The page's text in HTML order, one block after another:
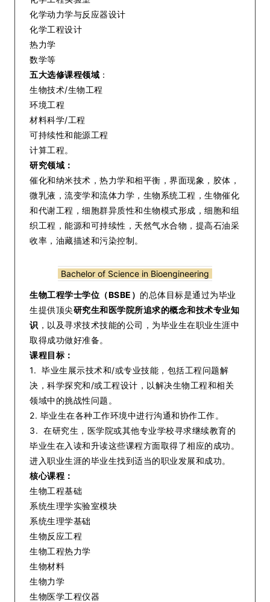
化学动力学与反应器设计
化学工程设计
热力学
数学等
五大选修课程领域 ：
生物技术/生物工程
环境工程
材料科学/工程
可持续性和能源工程
计算工程。
研究领域：
催化和纳米技术，热力学和相平衡，界面现象，胶体，
微乳液，流变学和流体力学，生物系统工程，生物催化
和代谢工程，细胞群异质性和生物模式形成，细胞和组
织工程，能源和可持续性，天然气水合物，提高石油采
收率，油藏描述和污染控制。
Bachelor of Science in Bioengineering
生物工程学士学位（BSBE） 的总体目标是通过为毕业
生提供顶尖研究生和医学院所追求的概念和技术专业知
识 ，以及寻求技术技能的公司，为毕业生在职业生涯中
取得成功做好准备。
课程目标：
1. 毕业生展示技术和/或专业技能，包括工程问题解
决，科学探究和/或工程设计，以解决生物工程和相关
领域中的挑战性问题。
2. 毕业生在各种工作环境中进行沟通和协作工作。
3. 在研究生，医学院或其他专业学校寻求继续教育的
毕业生在入读和升读这些课程方面取得了相应的成功。
进入职业生涯的毕业生找到适当的职业发展和成功。
核心课程：
生物工程基础
系统生理学实验室模块
系统生理学基础
生物反应工程
生物工程热力学
生物材料
生物力学
生物医学工程仪器